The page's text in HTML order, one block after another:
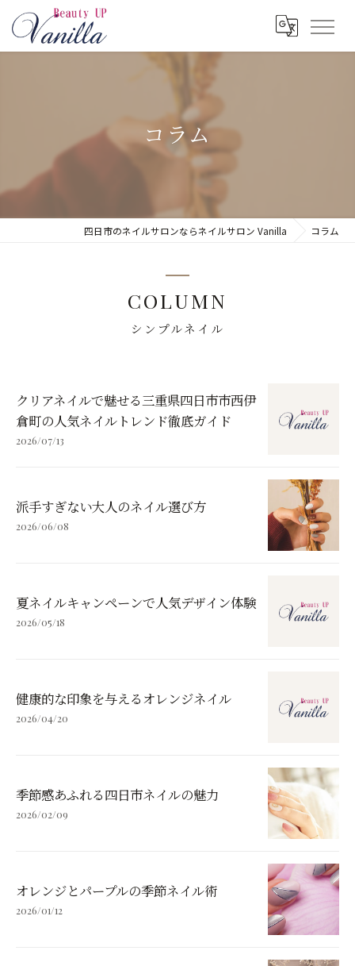
コラム
四日市のネイルサロンならネイルサロン Vanilla コラム
COLUMN
シンプルネイル
クリアネイルで魅せる三重県四日市市西伊
倉町の人気ネイルトレンド徹底ガイド
2026/07/13
派手すぎない大人のネイル選び方
2026/06/08
夏ネイルキャンペーンで人気デザイン体験
2026/05/18
健康的な印象を与えるオレンジネイル
2026/04/20
季節感あふれる四日市ネイルの魅力
2026/02/09
オレンジとパープルの季節ネイル術
2026/01/12